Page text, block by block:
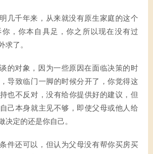
几千年来，从来就没有原生家庭的这个
，你本自具足，你之所以现在没有过
求了。
的对象，因为一些原因在面临决策的时
导致临门一脚的时候分开了，你觉得这
也不反对，没有给你提供好的建议，但
己本身就主见不够，即使父母或他人给
决定的还是你自己。
件还可以，但认为父母没有帮你买房买